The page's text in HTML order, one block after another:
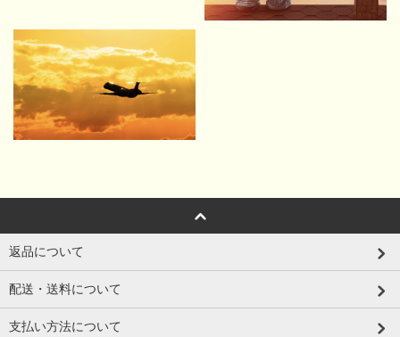
返品について
配送・送料について
支払い方法について